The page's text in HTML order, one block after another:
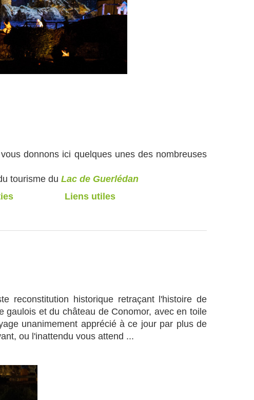
donnons ici quelques unes des nombreuses
tourisme du Lac de Guerlédan
Liens utiles
reconstitution historique retraçant l'histoire de
gaulois et du château de Conomor, avec en toile
unanimement apprécié à ce jour par plus de
ou l'inattendu vous attend ...